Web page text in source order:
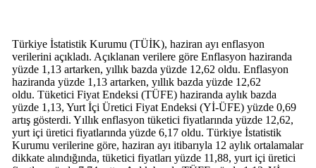
Türkiye İstatistik Kurumu (TÜİK), haziran ayı enflasyon
verilerini açıkladı. Açıklanan verilere göre Enflasyon haziranda
yüzde 1,13 artarken, yıllık bazda yüzde 12,62 oldu. Enflasyon
haziranda yüzde 1,13 artarken, yıllık bazda yüzde 12,62
oldu. Tüketici Fiyat Endeksi (TÜFE) haziranda aylık bazda
yüzde 1,13, Yurt İçi Üretici Fiyat Endeksi (Yİ-ÜFE) yüzde 0,69
artış gösterdi. Yıllık enflasyon tüketici fiyatlarında yüzde 12,62,
yurt içi üretici fiyatlarında yüzde 6,17 oldu. Türkiye İstatistik
Kurumu verilerine göre, haziran ayı itibarıyla 12 aylık ortalamalar
dikkate alındığında, tüketici fiyatları yüzde 11,88, yurt içi üretici